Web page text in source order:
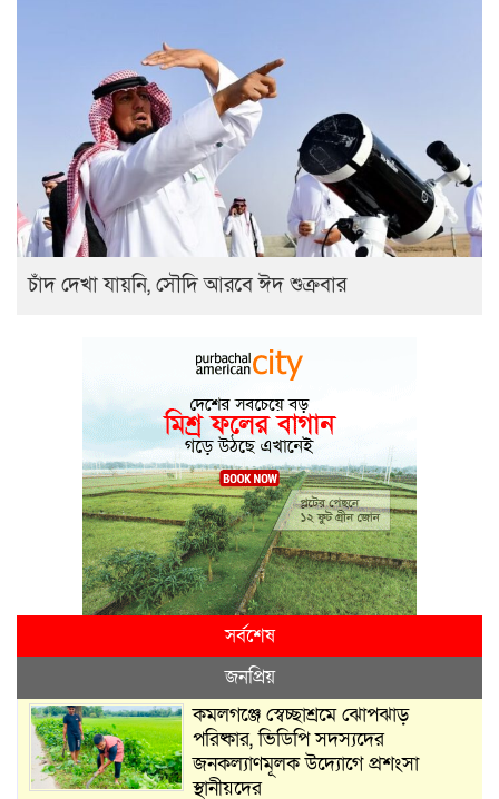
চাঁদ দেখা যায়নি, সৌদি আরবে ঈদ শুক্রবার
সর্বশেষ
জনপ্রিয়
কমলগঞ্জে স্বেচ্ছাশ্রমে ঝোপঝাড়
পরিষ্কার, ভিডিপি সদস্যদের
জনকল্যাণমূলক উদ্যোগে প্রশংসা
স্থানীয়দের